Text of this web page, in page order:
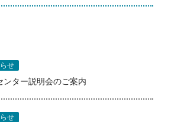
せ
ター説明会のご案内
せ